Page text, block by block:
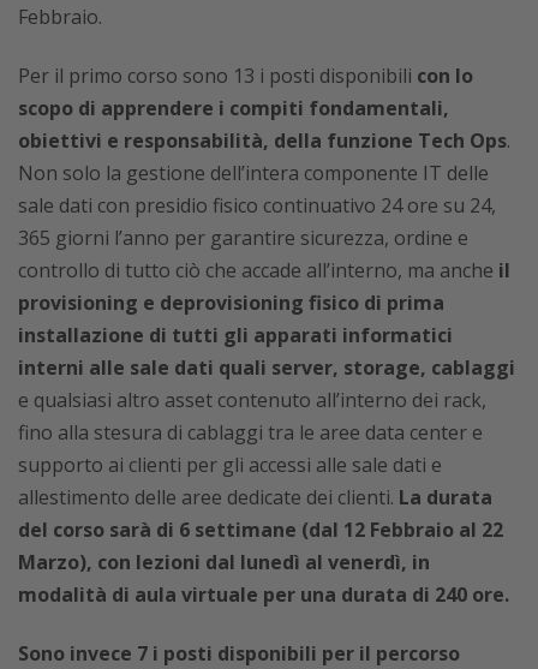
Febbraio.
Per il primo corso sono 13 i posti disponibili con lo
scopo di apprendere i compiti fondamentali,
obiettivi e responsabilità, della funzione Tech Ops.
Non solo la gestione dell’intera componente IT delle
sale dati con presidio fisico continuativo 24 ore su 24,
365 giorni l’anno per garantire sicurezza, ordine e
controllo di tutto ciò che accade all’interno, ma anche il
provisioning e deprovisioning fisico di prima
installazione di tutti gli apparati informatici
interni alle sale dati quali server, storage, cablaggi
e qualsiasi altro asset contenuto all’interno dei rack,
fino alla stesura di cablaggi tra le aree data center e
supporto ai clienti per gli accessi alle sale dati e
allestimento delle aree dedicate dei clienti. La durata
del corso sarà di 6 settimane (dal 12 Febbraio al 22
Marzo), con lezioni dal lunedì al venerdì, in
modalità di aula virtuale per una durata di 240 ore.
Sono invece 7 i posti disponibili per il percorso